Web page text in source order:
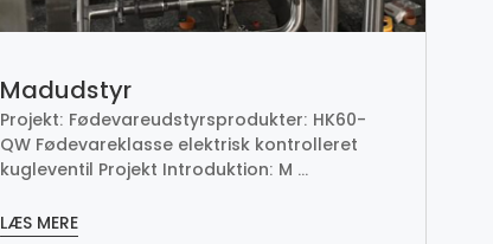
Madudstyr
Projekt: Fødevareudstyrsprodukter: HK60-
QW Fødevareklasse elektrisk kontrolleret
kugleventil Projekt Introduktion: M ...
LÆS MERE